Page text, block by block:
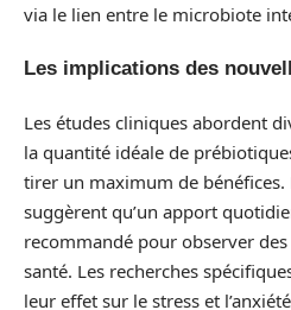
via le lien entre le microbiote
Les implications des
Les études cliniques abordent
la quantité idéale de
tirer un maximum de
suggèrent qu’un apport
recommandé pour observer
santé. Les recherches
leur effet sur le stress et